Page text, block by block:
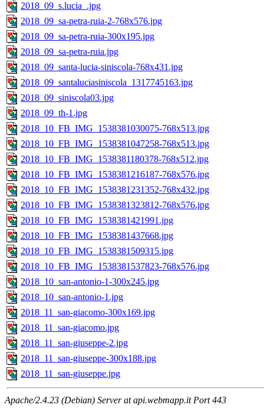
2018_09_s.lucia_.jpg
2018_09_sa-petra-ruia-2-768x576.jpg
2018_09_sa-petra-ruia-300x195.jpg
2018_09_sa-petra-ruia.jpg
2018_09_santa-lucia-siniscola-768x431.jpg
2018_09_santaluciasiniscola_1317745163.jpg
2018_09_siniscola03.jpg
2018_09_th-1.jpg
2018_10_FB_IMG_1538381030075-768x513.jpg
2018_10_FB_IMG_1538381047258-768x513.jpg
2018_10_FB_IMG_1538381180378-768x512.jpg
2018_10_FB_IMG_1538381216187-768x576.jpg
2018_10_FB_IMG_1538381231352-768x432.jpg
2018_10_FB_IMG_1538381323812-768x576.jpg
2018_10_FB_IMG_1538381421991.jpg
2018_10_FB_IMG_1538381437668.jpg
2018_10_FB_IMG_1538381509315.jpg
2018_10_FB_IMG_1538381537823-768x576.jpg
2018_10_san-antonio-1-300x245.jpg
2018_10_san-antonio-1.jpg
2018_11_san-giacomo-300x169.jpg
2018_11_san-giacomo.jpg
2018_11_san-giuseppe-2.jpg
2018_11_san-giuseppe-300x188.jpg
2018_11_san-giuseppe.jpg
Apache/2.4.23 (Debian) Server at api.webmapp.it Port 443